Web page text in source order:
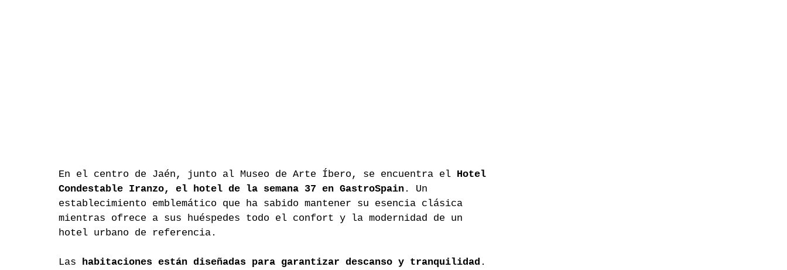
En el centro de Jaén, junto al Museo de Arte Íbero, se encuentra el Hotel
Condestable Iranzo, el hotel de la semana 37 en GastroSpain . Un
establecimiento emblemático que ha sabido mantener su esencia clásica
mientras ofrece a sus huéspedes todo el confort y la modernidad de un
hotel urbano de referencia.
Las habitaciones están diseñadas para garantizar descanso y tranquilidad .